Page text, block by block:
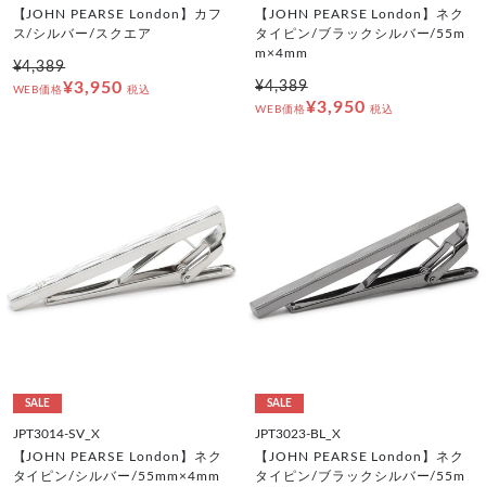
【JOHN PEARSE London】カフ
ス/シルバー/スクエア
¥4,389
WEB価格¥3,950 税込
【JOHN PEARSE London】ネク
タイピン/ブラックシルバー/55m
m×4mm
¥4,389
WEB価格¥3,950 税込
SALE
JPT3014-SV_X
【JOHN PEARSE London】ネク
タイピン/シルバー/55mm×4mm
SALE
JPT3023-BL_X
【JOHN PEARSE London】ネク
タイピン/ブラックシルバー/55m